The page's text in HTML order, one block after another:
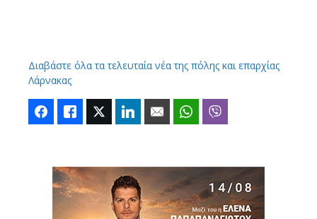
Διαβάστε όλα τα τελευταία νέα της πόλης και επαρχίας
Λάρνακας
FacebookLike Twitter LinkedIn Email WhatsApp